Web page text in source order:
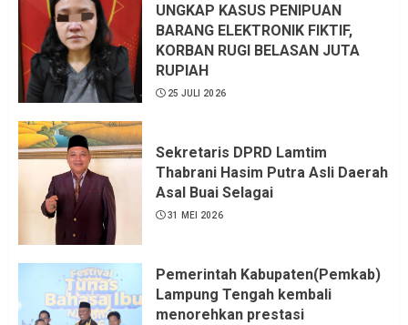
Dapat saya pastikan penuh Unsur
KKN, dan Unsur Politik.
6 AGUSTUS 2026
UNGKAP KASUS PENIPUAN
BARANG ELEKTRONIK FIKTIF,
KORBAN RUGI BELASAN JUTA
RUPIAH
25 JULI 2026
Sekretaris DPRD Lamtim
Thabrani Hasim Putra Asli Daerah
Asal Buai Selagai
31 MEI 2026
Pemerintah Kabupaten(Pemkab)
Lampung Tengah kembali
menorehkan prestasi